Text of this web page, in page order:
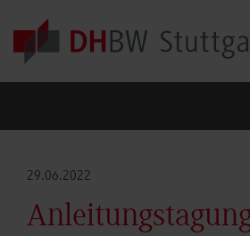
Skip to main content
29.06.2022